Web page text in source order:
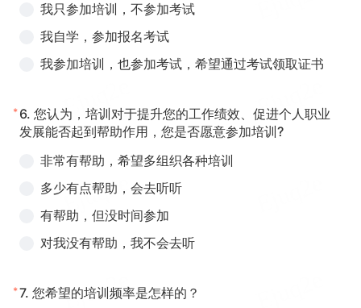
我只参加培训，不参加考试
我自学，参加报名考试
我参加培训，也参加考试，希望通过考试领取证书
* 6. 您认为，培训对于提升您的工作绩效、促进个人职业
发展能否起到帮助作用，您是否愿意参加培训?
非常有帮助，希望多组织各种培训
多少有点帮助，会去听听
有帮助，但没时间参加
对我没有帮助，我不会去听
*7. 您希望的培训频率是怎样的？